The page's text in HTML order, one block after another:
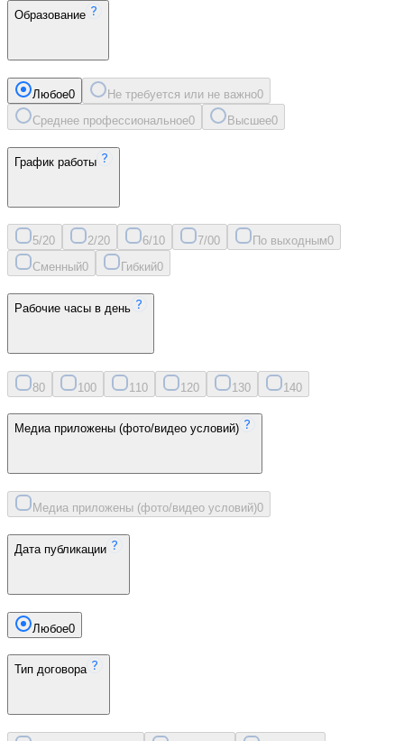
Образование
Любое0 Не требуется или не важно0
Среднее профессиональное0 Высшее0
График работы
5/20 2/20 6/10 7/00 По выходным0
Сменный0 Гибкий0
Рабочие часы в день
80 100 11 0 120 130 140
Медиа приложены (фото/видео условий)
Медиа приложены (фото/видео условий)0
Дата публикации
Любое0
Тип договора